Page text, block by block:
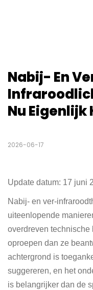
Nabij- En
Nu Eigenlijk
2026-06-17
Update datum: 17 juni
Nabij- en ver-
uiteenlopende
overdreven technische
oproepen dan ze
achtergrond is
suggereren, en het
is belangrijker dan de